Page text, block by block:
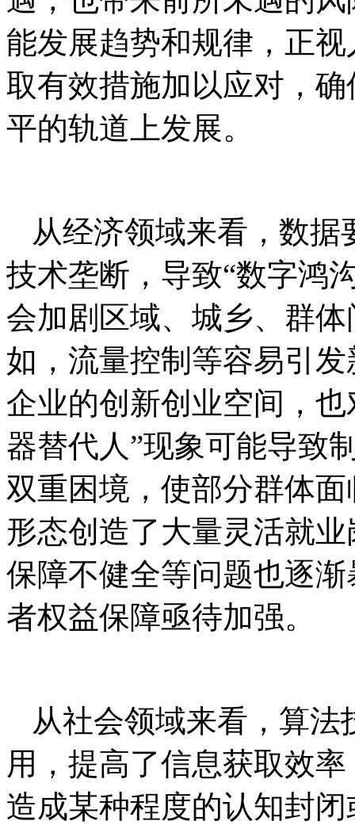
能发展趋势和规律，正
取有效措施加以应对，
平的轨道上发展。
从经济领域来看，数
技术垄断，导致“数字鸿
会加剧区域、城乡、群
如，流量控制等容易引
企业的创新创业空间，
器替代人”现象可能导致
双重困境，使部分群体
形态创造了大量灵活就
保障不健全等问题也逐
者权益保障亟待加强。
从社会领域来看，算
用，提高了信息获取效
造成某种程度的认知封